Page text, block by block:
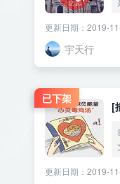
更新日期：2019-
宇天行
已下架
[
更新日期：2019-